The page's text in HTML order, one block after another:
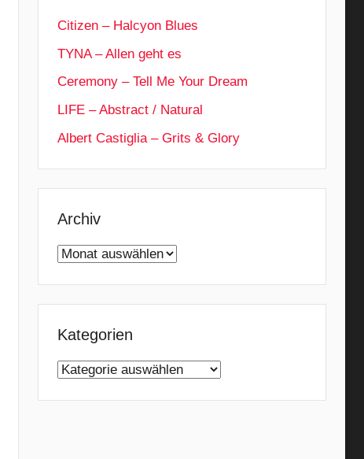
Citizen – Halcyon Blues
TYNA – Allen geht es
Ceremony – Tell Me Your Dream
LIFE – Abstract / Natural
Albert Castiglia – Grits & Glory
Archiv
Archiv
Kategorien
Kategorien